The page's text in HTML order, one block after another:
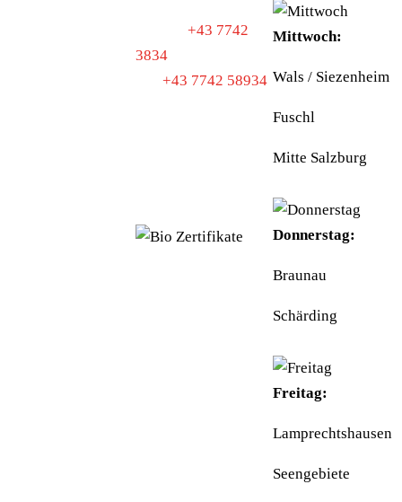
+43 7742
3834
+43 7742 58934
Mittwoch:
Wals / Siezenheim
Fuschl
Mitte Salzburg
Donnerstag:
Braunau
Schärding
Freitag:
Lamprechtshausen
Seengebiete